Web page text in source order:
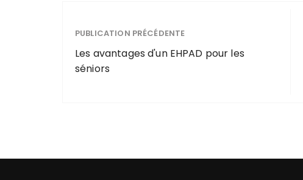
PUBLICATION PRÉCÉDENTE
Les avantages d'un EHPAD pour les
séniors